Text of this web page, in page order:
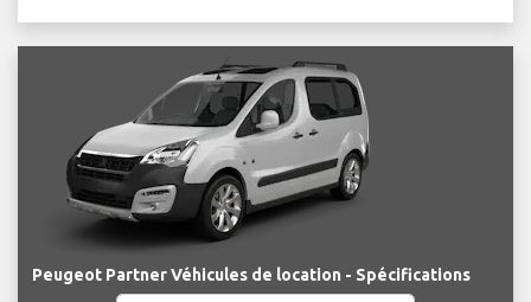
Peugeot Partner Véhicules de location - Spécifications